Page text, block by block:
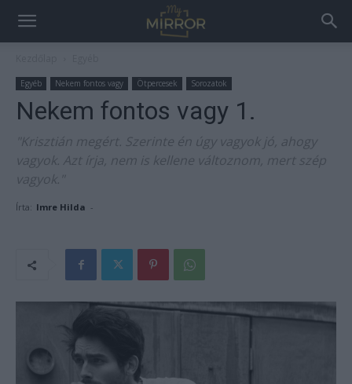
Egyéb Nekem fontos vagy Ötpercesek Sorozatok
Nekem fontos vagy 1.
"Krisztián megért. Szerinte én úgy vagyok jó, ahogy
vagyok. Azt írja, nem is kellene változnom, mert szép
vagyok."
Írta: Imre Hilda -